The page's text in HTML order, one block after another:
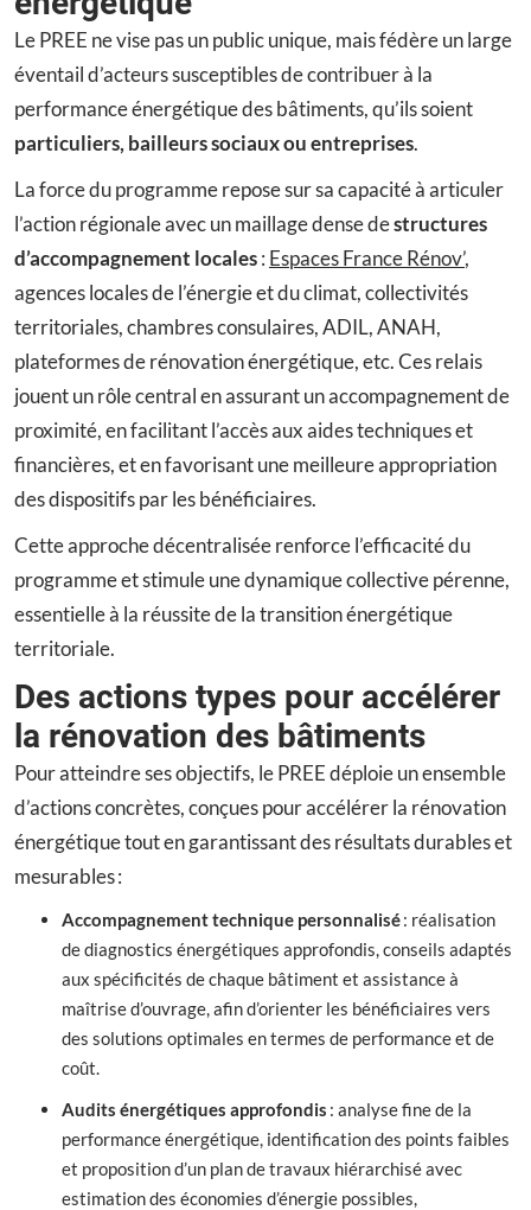
Le PREE ne vise pas un public unique, mais fédère un large
éventail d’acteurs susceptibles de contribuer à la
performance énergétique des bâtiments, qu’ils soient
particuliers, bailleurs sociaux ou entreprises.
La force du programme repose sur sa capacité à articuler
l’action régionale avec un maillage dense destructures
d’accompagnement locales: Espaces France Rénov’,
agences locales de l’énergie et du climat, collectivités
territoriales, chambres consulaires, ADIL, ANAH,
plateformes de rénovation énergétique, etc. Ces relais
jouent un rôle central en assurant un accompagnement de
proximité, en facilitant l’accès aux aides techniques et
financières, et en favorisant une meilleure appropriation
des dispositifs par les bénéficiaires.
Cette approche décentralisée renforce l’efficacité du
programme et stimule une dynamique collective pérenne,
essentielle à la réussite de la transition énergétique
territoriale.
Des actions types pour accélérer
la rénovation des bâtiments
Pour atteindre ses objectifs, le PREE déploie un ensemble
d’actions concrètes, conçues pour accélérer la rénovation
énergétique tout en garantissant des résultats durables et
mesurables :
Accompagnement technique personnalisé: réalisation
de diagnostics énergétiques approfondis, conseils adaptés
aux spécificités de chaque bâtiment et assistance à
maîtrise d’ouvrage, afin d’orienter les bénéficiaires vers
des solutions optimales en termes de performance et de
coût.
Audits énergétiques approfondis : analyse fine de la
performance énergétique, identification des points faibles
et proposition d’un plan de travaux hiérarchisé avec
estimation des économies d’énergie possibles,